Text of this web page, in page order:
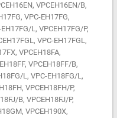
VPCEH16EN/B,
VPC-EH17FG,
L, VPCEH17FG/P,
VPC-EH17FGL,
VPCEH18FA,
VPCEH18FF/B,
L, VPC-EH18FG/L,
VPCEH18FH/P,
B, VPCEH18FJ/P,
VPCEH190X,